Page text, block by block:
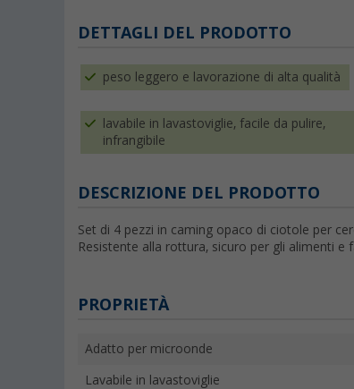
DETTAGLI DEL PRODOTTO
peso leggero e lavorazione di alta qualità
lavabile in lavastoviglie, facile da pulire,
infrangibile
DESCRIZIONE DEL PRODOTTO
Set di 4 pezzi in caming opaco di ciotole per
Resistente alla rottura, sicuro per gli alimenti e
PROPRIETÀ
Adatto per microonde
Lavabile in lavastoviglie